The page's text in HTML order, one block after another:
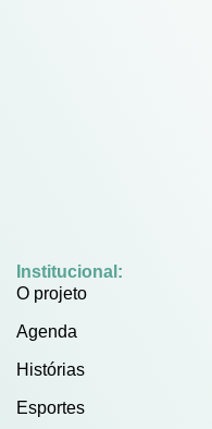
Institucional:
O projeto
Agenda
Histórias
Esportes